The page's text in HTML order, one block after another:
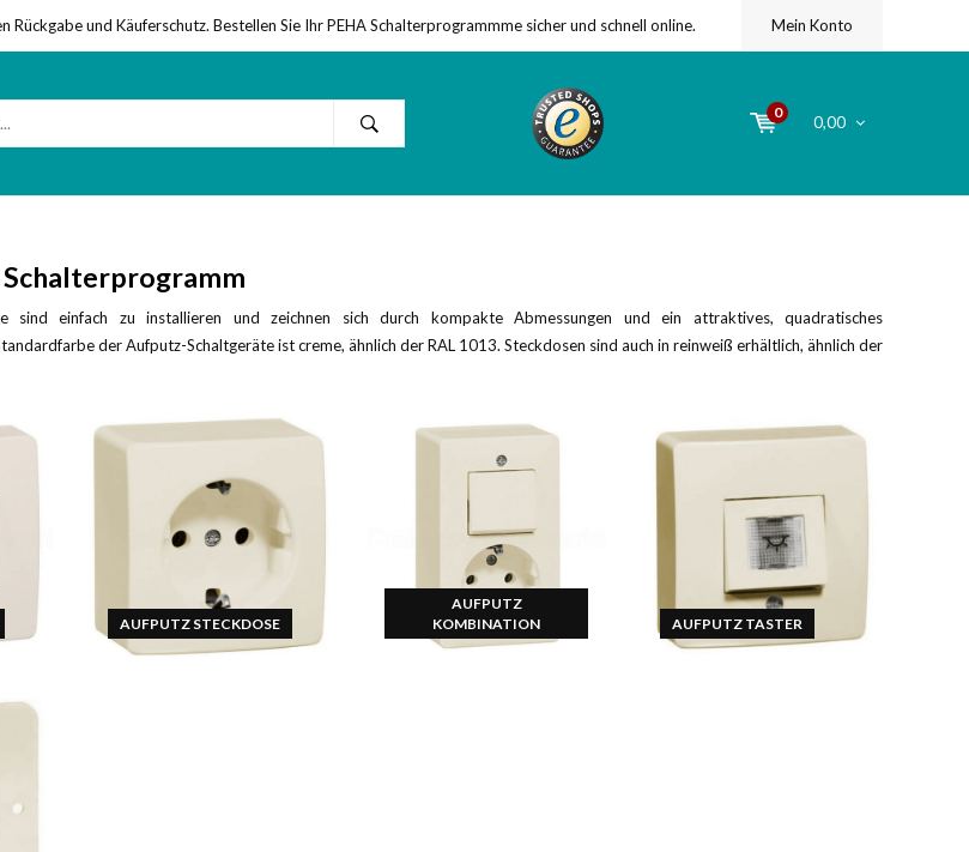
und Käuferschutz. Bestellen Sie Ihr PEHA Schalterprogrammme sicher und schnell online. Mein Konto
0
0,00
sind einfach zu installieren und zeichnen sich durch kompakte Abmessungen und ein attraktives, quadratisches
der Aufputz-Schaltgeräte ist creme, ähnlich der RAL 1013. Steckdosen sind auch in reinweiß erhältlich, ähnlich der
AUFPUTZ STECKDOSE
AUFPUTZ
KOMBINATION
AUFPUTZ TASTER